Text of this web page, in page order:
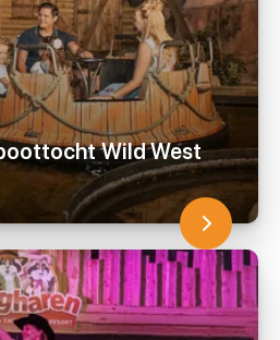
Wild West